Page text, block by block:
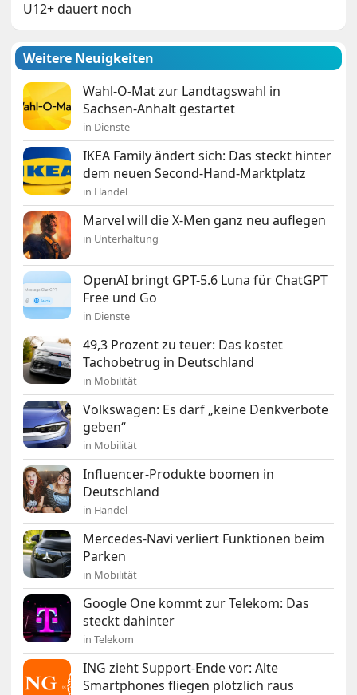
U12+ dauert noch
Weitere Neuigkeiten
Wahl-O-Mat zur Landtagswahl in
Sachsen-Anhalt gestartet
in Dienste
IKEA Family ändert sich: Das steckt hinter
dem neuen Second-Hand-Marktplatz
in Handel
Marvel will die X-Men ganz neu auflegen
in Unterhaltung
OpenAI bringt GPT-5.6 Luna für ChatGPT
Free und Go
in Dienste
49,3 Prozent zu teuer: Das kostet
Tachobetrug in Deutschland
in Mobilität
Volkswagen: Es darf „keine Denkverbote
geben“
in Mobilität
Influencer-Produkte boomen in
Deutschland
in Handel
Mercedes-Navi verliert Funktionen beim
Parken
in Mobilität
Google One kommt zur Telekom: Das
steckt dahinter
in Telekom
ING zieht Support-Ende vor: Alte
Smartphones fliegen plötzlich raus